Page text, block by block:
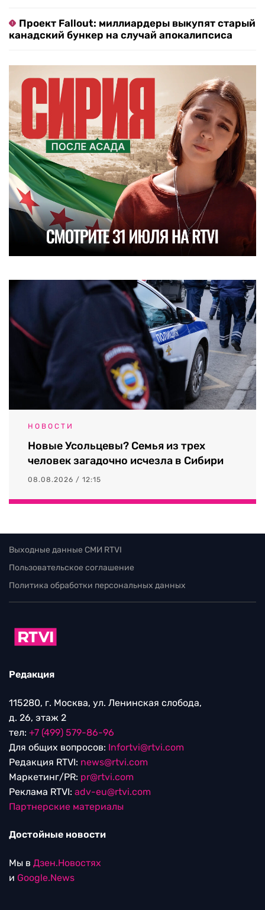
Проект Fallout: миллиардеры выкупят старый
канадский бункер на случай апокалипсиса
НОВОСТИ
Новые Усольцевы? Семья из трех
человек загадочно исчезла в Сибири
08.08.2026 / 12:15
Выходные данные СМИ RTVI
Пользовательское соглашение
Политика обработки персональных данных
Редакция
115280, г. Москва, ул. Ленинская слобода,
д. 26, этаж 2
тел: +7 (499) 579-86-96
Для общих вопросов: Infortvi@rtvi.com
Редакция RTVI: news@rtvi.com
Маркетинг/PR: pr@rtvi.com
Реклама RTVI: adv-eu@rtvi.com
Партнерские материалы
Достойные новости
Мы в Дзен.Новостях
и Google.News